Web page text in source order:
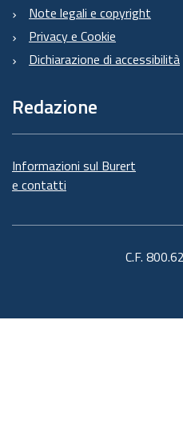
Note legali e copyright
Privacy e Cookie
Dichiarazione di accessibilità
Redazione
Informazioni sul Burert
e contatti
C.F.